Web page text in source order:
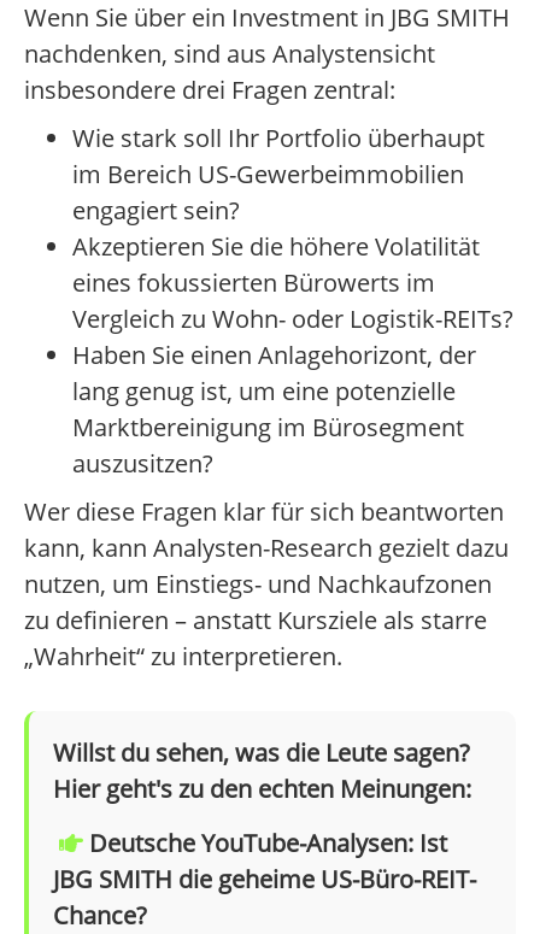
Wenn Sie über ein Investment in JBG SMITH
nachdenken, sind aus Analystensicht
insbesondere drei Fragen zentral:
Wie stark soll Ihr Portfolio überhaupt
im Bereich US-Gewerbeimmobilien
engagiert sein?
Akzeptieren Sie die höhere Volatilität
eines fokussierten Bürowerts im
Vergleich zu Wohn- oder Logistik-REITs?
Haben Sie einen Anlagehorizont, der
lang genug ist, um eine potenzielle
Marktbereinigung im Bürosegment
auszusitzen?
Wer diese Fragen klar für sich beantworten
kann, kann Analysten-Research gezielt dazu
nutzen, um Einstiegs- und Nachkaufzonen
zu definieren – anstatt Kursziele als starre
„Wahrheit“ zu interpretieren.
Willst du sehen, was die Leute sagen?
Hier geht's zu den echten Meinungen:
Deutsche YouTube-Analysen: Ist
JBG SMITH die geheime US-Büro-REIT-
Chance?